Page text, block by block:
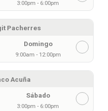
3:00pm - 6:00pm
Pacherres
Domingo
9:00am - 12:00pm
Acuña
Sábado
3:00pm - 6:00pm